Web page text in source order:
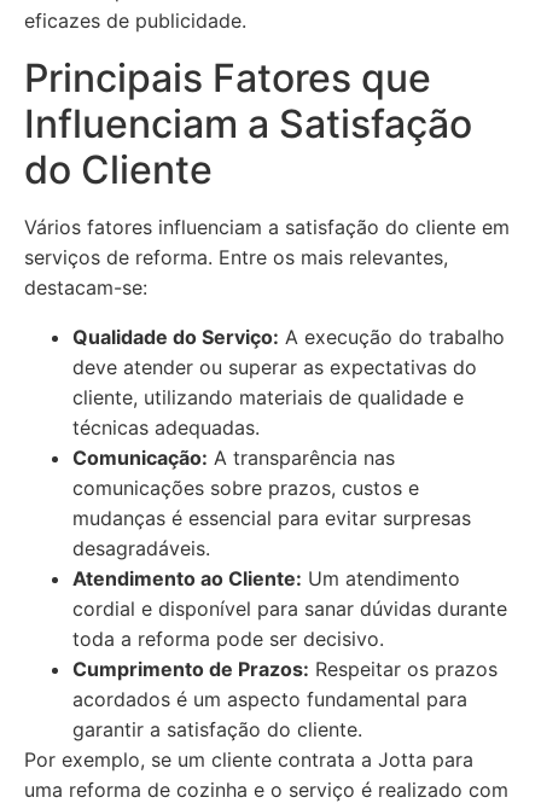
eficazes de publicidade.
Principais Fatores que
Influenciam a Satisfação
do Cliente
Vários fatores influenciam a satisfação do cliente em
serviços de reforma. Entre os mais relevantes,
destacam-se:
Qualidade do Serviço: A execução do trabalho
deve atender ou superar as expectativas do
cliente, utilizando materiais de qualidade e
técnicas adequadas.
Comunicação: A transparência nas
comunicações sobre prazos, custos e
mudanças é essencial para evitar surpresas
desagradáveis.
Atendimento ao Cliente: Um atendimento
cordial e disponível para sanar dúvidas durante
toda a reforma pode ser decisivo.
Cumprimento de Prazos: Respeitar os prazos
acordados é um aspecto fundamental para
garantir a satisfação do cliente.
Por exemplo, se um cliente contrata a Jotta para
uma reforma de cozinha e o serviço é realizado com